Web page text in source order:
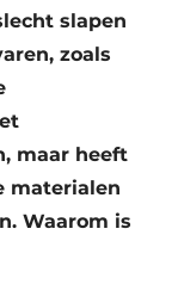
slapen
zoals
maar heeft
materialen
Waarom is